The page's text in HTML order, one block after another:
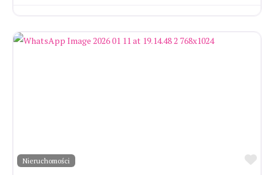
Nieruchomości